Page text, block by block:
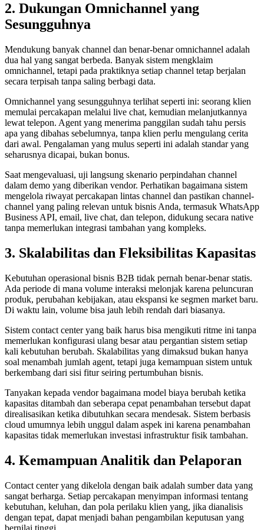
2. Dukungan Omnichannel yang
Sesungguhnya
Mendukung banyak channel dan benar-benar omnichannel adalah
dua hal yang sangat berbeda. Banyak sistem mengklaim
omnichannel, tetapi pada praktiknya setiap channel tetap berjalan
secara terpisah tanpa saling berbagi data.
Omnichannel yang sesungguhnya terlihat seperti ini: seorang klien
memulai percakapan melalui live chat, kemudian melanjutkannya
lewat telepon. Agent yang menerima panggilan sudah tahu persis
apa yang dibahas sebelumnya, tanpa klien perlu mengulang cerita
dari awal. Pengalaman yang mulus seperti ini adalah standar yang
seharusnya dicapai, bukan bonus.
Saat mengevaluasi, uji langsung skenario perpindahan channel
dalam demo yang diberikan vendor. Perhatikan bagaimana sistem
mengelola riwayat percakapan lintas channel dan pastikan channel-
channel yang paling relevan untuk bisnis Anda, termasuk WhatsApp
Business API, email, live chat, dan telepon, didukung secara native
tanpa memerlukan integrasi tambahan yang kompleks.
3. Skalabilitas dan Fleksibilitas Kapasitas
Kebutuhan operasional bisnis B2B tidak pernah benar-benar statis.
Ada periode di mana volume interaksi melonjak karena peluncuran
produk, perubahan kebijakan, atau ekspansi ke segmen market baru.
Di waktu lain, volume bisa jauh lebih rendah dari biasanya.
Sistem contact center yang baik harus bisa mengikuti ritme ini tanpa
memerlukan konfigurasi ulang besar atau pergantian sistem setiap
kali kebutuhan berubah. Skalabilitas yang dimaksud bukan hanya
soal menambah jumlah agent, tetapi juga kemampuan sistem untuk
berkembang dari sisi fitur seiring pertumbuhan bisnis.
Tanyakan kepada vendor bagaimana model biaya berubah ketika
kapasitas ditambah dan seberapa cepat penambahan tersebut dapat
direalisasikan ketika dibutuhkan secara mendesak. Sistem berbasis
cloud umumnya lebih unggul dalam aspek ini karena penambahan
kapasitas tidak memerlukan investasi infrastruktur fisik tambahan.
4. Kemampuan Analitik dan Pelaporan
Contact center yang dikelola dengan baik adalah sumber data yang
sangat berharga. Setiap percakapan menyimpan informasi tentang
kebutuhan, keluhan, dan pola perilaku klien yang, jika dianalisis
dengan tepat, dapat menjadi bahan pengambilan keputusan yang
bernilai tinggi.